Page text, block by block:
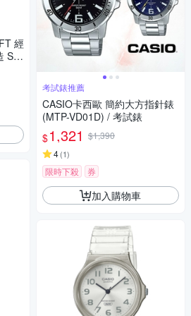
經
SO
考試錶推薦
CASIO卡西歐 簡約大方指針錶
(MTP-VD01D) / 考試錶
$1,321 $1,390
4(1)
限時下殺 券
加入購物車